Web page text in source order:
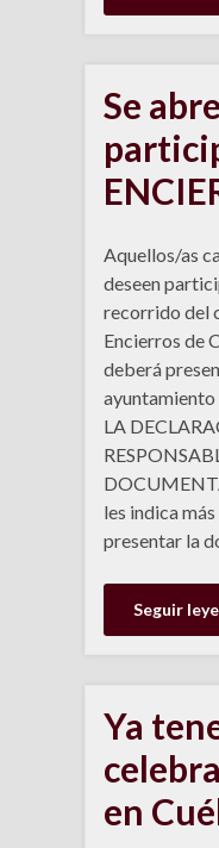
Se
Aquellos/as
deseen
recorrido del
Encierros de
deberá
LA
les indica
presentar la
Seguir
Ya
en